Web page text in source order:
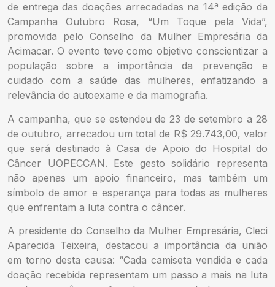
de entrega das doações arrecadadas na 14ª edição da
Campanha Outubro Rosa, “Um Toque pela Vida”,
promovida pelo Conselho da Mulher Empresária da
Acimacar. O evento teve como objetivo conscientizar a
população sobre a importância da prevenção e
cuidado com a saúde das mulheres, enfatizando a
relevância do autoexame e da mamografia.
A campanha, que se estendeu de 23 de setembro a 28
de outubro, arrecadou um total de R$ 29.743,00, valor
que será destinado à Casa de Apoio do Hospital do
Câncer UOPECCAN. Este gesto solidário representa
não apenas um apoio financeiro, mas também um
símbolo de amor e esperança para todas as mulheres
que enfrentam a luta contra o câncer.
A presidente do Conselho da Mulher Empresária, Cleci
Aparecida Teixeira, destacou a importância da união
em torno desta causa: “Cada camiseta vendida e cada
doação recebida representam um passo a mais na luta